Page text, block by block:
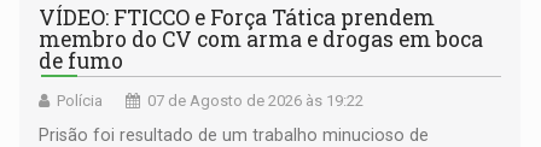
VÍDEO: FTICCO e Força Tática prendem
membro do CV com arma e drogas em boca
de fumo
Polícia 07 de Agosto de 2026 às 19:22
Prisão foi resultado de um trabalho minucioso de